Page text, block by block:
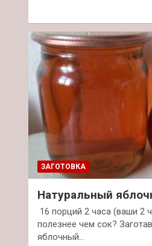
ЗАГОТОВКА
Натуральный
16 порций 2 часа (ваши
полезнее чем сок?
яблочный…